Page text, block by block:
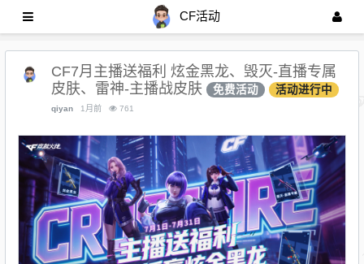
CF活动
CF7月主播送福利 炫金黑龙、毁灭-直播专属
皮肤、雷神-主播战皮肤
免费活动 活动进行中
qiyan 1月前 761